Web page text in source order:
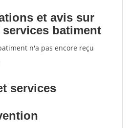
et avis sur
batiment
n'a pas encore reçu
services